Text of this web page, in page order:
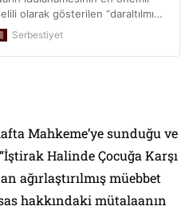
Mahkeme’ye sunduğu ve
Halinde Çocuğa Karşı
ağırlaştırılmış müebbet
hakkındaki mütalaanın